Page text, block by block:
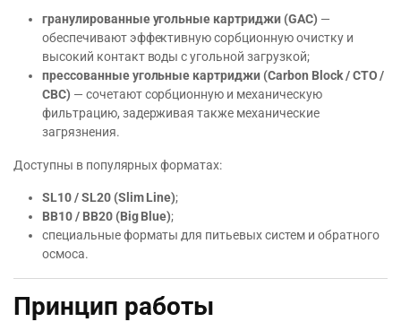
гранулированные угольные картриджи (GAC) —
обеспечивают эффективную сорбционную очистку и
высокий контакт воды с угольной загрузкой;
прессованные угольные картриджи (Carbon Block / CTO /
CBC) — сочетают сорбционную и механическую
фильтрацию, задерживая также механические
загрязнения.
Доступны в популярных форматах:
SL10 / SL20 (Slim Line);
BB10 / BB20 (Big Blue);
специальные форматы для питьевых систем и обратного
осмоса.
Принцип работы